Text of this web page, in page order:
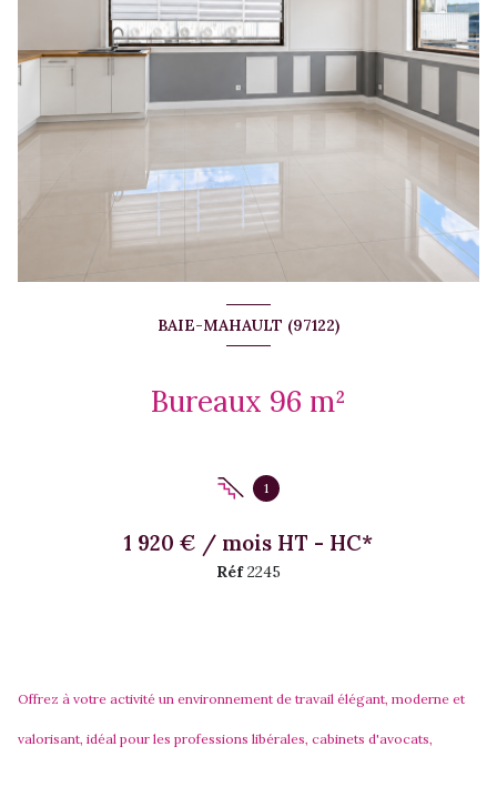
BAIE-MAHAULT (97122)
Bureaux 96 m²
1
1 920 € / mois HT - HC*
Réf2245
Offrez à votre activité un environnement de travail élégant, moderne et
valorisant, idéal pour les professions libérales, cabinets d'avocats,